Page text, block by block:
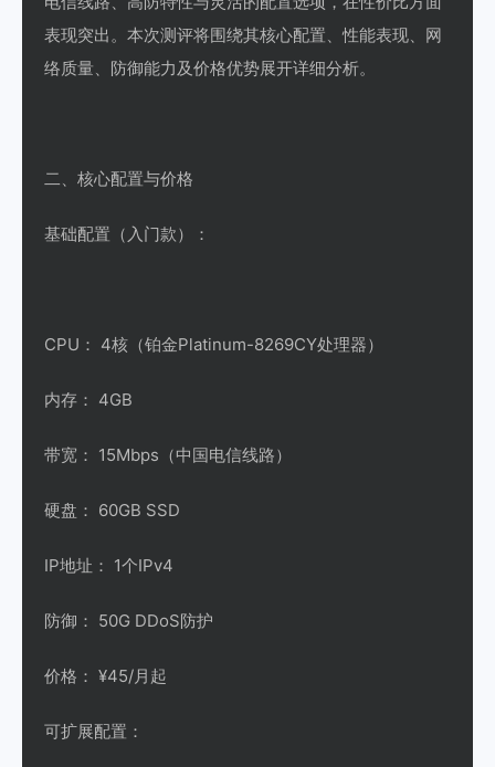
表现突出。本次测评将围绕其核心配置、性能表现、网
络质量、防御能力及价格优势展开详细分析。
二、核心配置与价格
基础配置（入门款）：
CPU： 4核（铂金Platinum-8269CY处理器）
内存： 4GB
带宽： 15Mbps（中国电信线路）
硬盘： 60GB SSD
IP地址： 1个IPv4
防御： 50G DDoS防护
价格： ¥45/月起
可扩展配置：